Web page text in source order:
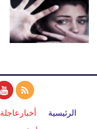
الرئيسية أخبارعاجلة